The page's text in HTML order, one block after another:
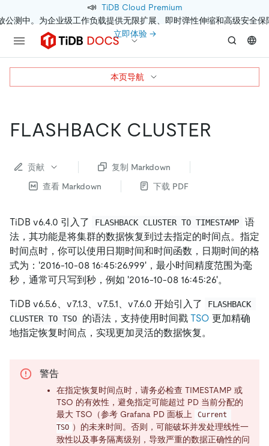
📣 TiDB Cloud Premium
公测中。为企业级工作负载提供无限扩展、即时弹性伸缩和高级安全保
立即体验 →
FLASHBACK CLUSTER
贡献
复制 Markdown
查看 Markdown
下载 PDF
TiDB v6.4.0 引入了 FLASHBACK CLUSTER TO TIMESTAMP
语
法，其功能是将集群的数据恢复到过去指定的时间点。指定
时间点时，你可以使用日期时间和时间函数，日期时间的格
式为：'2016-10-08 16:45:26.999'，最小时间精度范围为毫
秒，通常可只写到秒，例如 '2016-10-08 16:45:26'。
TiDB v6.5.6、v7.1.3、v7.5.1、v7.6.0 开始引入了
FLASHBACK
CLUSTER TO TSO
的语法，支持使用时间戳TSO 更加精确
地指定恢复时间点，实现更加灵活的数据恢复。
警告
在指定恢复时间点时，请务必检查 TIMESTAMP 或
TSO 的有效性，避免指定可能超过 PD 当前分配的
最大 TSO（参考 Grafana PD 面板上
Current
TSO ）的未来时间。否则，可能破坏并发处理线性一
致性以及事务隔离级别，导致严重的数据正确性的问
本页导航